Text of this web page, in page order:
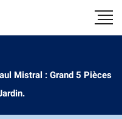
Mistral : Grand 5 Pièces